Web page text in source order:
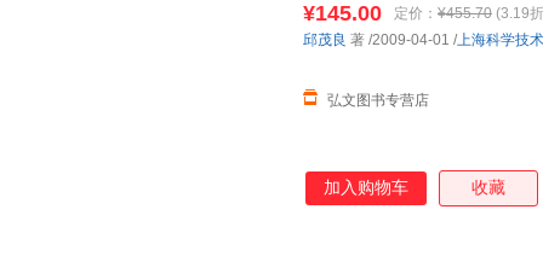
¥145.00 定价： ¥455.70 (3.19
弘文图书专营店
邱茂良 著 /2009-04-01 /上海科学技
加入购物车 收藏